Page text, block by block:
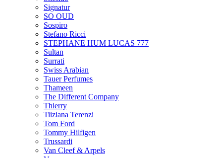
Signatur
SO OUD
Sospiro
Stefano Ricci
STEPHANE HUM LUCAS 777
Sultan
Surrati
Swiss Arabian
Tauer Perfumes
Thameen
The Different Company
Thierry
Tiiziana Terenzi
Tom Ford
Tommy Hilfigen
Trussardi
Van Cleef & Arpels